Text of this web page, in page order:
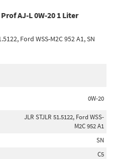
AJ-L 0W-20 1 Liter
Ford WSS-M2C 952 A1, SN
0W-20
JLR STJLR 51.5122, Ford WSS-
M2C 952 A1
SN
C5